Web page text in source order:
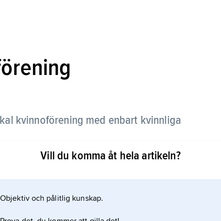
kvinnoförening med enbart kvinnliga
Vill du komma åt hela artikeln?
Objektiv och pålitlig kunskap.